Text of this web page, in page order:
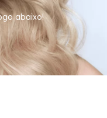
abaixo!